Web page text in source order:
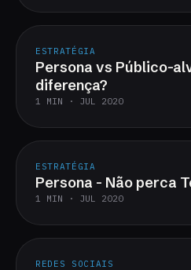
ESTRATÉGIA
Persona vs Público-
diferença?
1 MIN · JUL 2020
ESTRATÉGIA
Persona - Não perca
1 MIN · JUL 2020
REDES SOCIAIS